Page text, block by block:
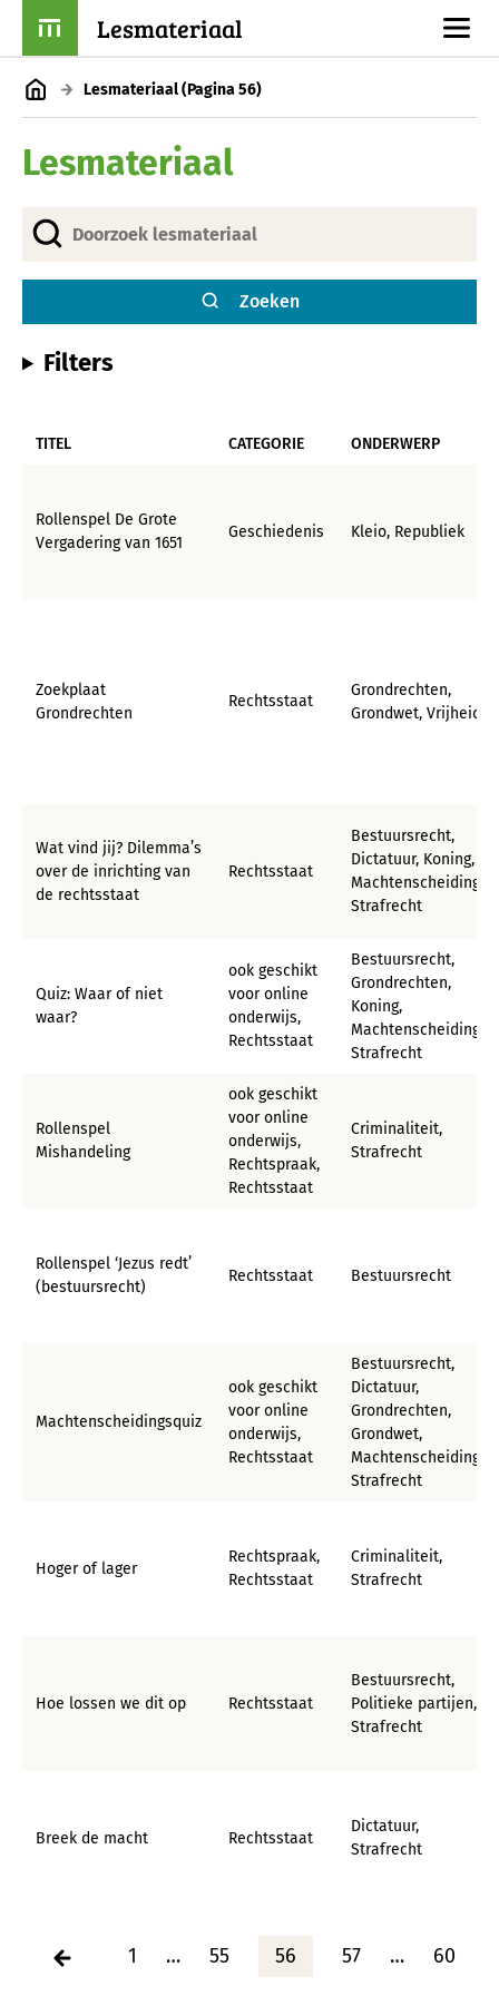
Lesmateriaal
Lesmateriaal(Pagina 56)
Lesmateriaal
Zoeken
Filters
TITEL CATEGORIE ONDERWERP
Rollenspel De Grote
Vergadering van 1651
Geschiedenis Kleio, Republiek
Zoekplaat
Grondrechten
Rechtsstaat
Grondrechten,
Grondwet, Vrijheid
Wat vind jij? Dilemma’s
over de inrichting van
de rechtsstaat
Rechtsstaat
Bestuursrecht,
Dictatuur, Koning,
Machtenscheiding,
Strafrecht
Quiz: Waar of niet
waar?
ook geschikt
voor online
onderwijs,
Rechtsstaat
Bestuursrecht,
Grondrechten,
Koning,
Machtenscheiding,
Strafrecht
Rollenspel
Mishandeling
ook geschikt
voor online
onderwijs,
Rechtspraak,
Rechtsstaat
Criminaliteit,
Strafrecht
Rollenspel ‘Jezus redt’
(bestuursrecht)
Rechtsstaat Bestuursrecht
Machtenscheidingsquiz
ook geschikt
voor online
onderwijs,
Rechtsstaat
Bestuursrecht,
Dictatuur,
Grondrechten,
Grondwet,
Machtenscheiding,
Strafrecht
Hoger of lager
Rechtspraak,
Rechtsstaat
Criminaliteit,
Strafrecht
Hoe lossen we dit op Rechtsstaat
Bestuursrecht,
Politieke partijen,
Strafrecht
Breek de macht Rechtsstaat
Dictatuur,
Strafrecht
1 … 55 56 57 … 60